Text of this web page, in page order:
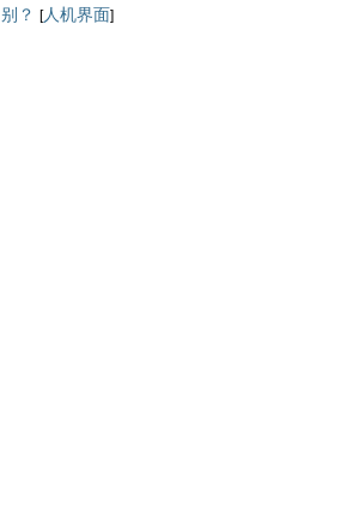
别？ [人机界面]